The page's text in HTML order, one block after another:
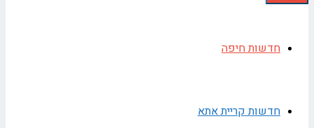
חדשות חיפה
חדשות קריית אתא